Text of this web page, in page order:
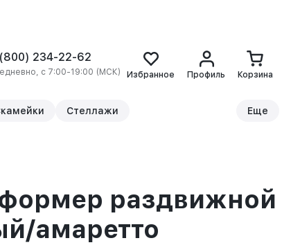
234-22-62
с 7:00-19:00 (МСК) Избранное Профиль Корзина
Стеллажи Еще
раздвижной
амаретто